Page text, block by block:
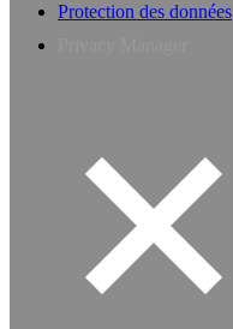
Protection des données